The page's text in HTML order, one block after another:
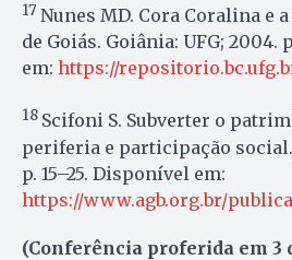
17 Nunes MD. Cora Coralina e
de Goiás. Goiânia: UFG;
em: https://
18 Scifoni S. Subverter o
periferia e participação
p. 15–25. Disponível em:
https://www.agb.org.br/
(Conferência proferida em 3